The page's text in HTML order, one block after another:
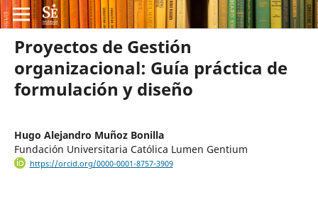
Proyectos de Gestión
organizacional: Guía práctica de
formulación y diseño
Hugo Alejandro Muñoz Bonilla
Fundación Universitaria Católica Lumen Gentium
https://orcid.org/0000-0001-8757-3909